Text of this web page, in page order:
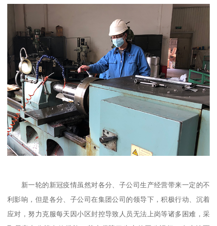
新一轮的新冠疫情虽然对各分、子公司生产经营带来一定的不
利影响，但是各分、子公司在集团公司的领导下，积极行动、沉着
应对，努力克服每天因小区封控导致人员无法上岗等诸多困难，采